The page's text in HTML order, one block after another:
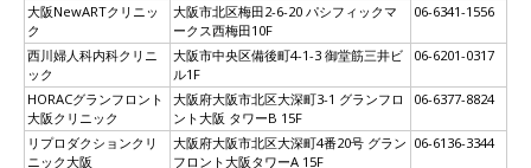
大阪NewARTクリニッ
ク
大阪市北区梅田2-6-20 パシフィックマ
ークス西梅田10F
06-6341-1556
西川婦人科内科クリニ
ック
大阪市中央区備後町4-1-3 御堂筋三井ビ
ル1F
06-6201-0317
HORACグランフロント
大阪クリニック
大阪府大阪市北区大深町3-1 グランフロ
ント大阪 タワーB 15F
06-6377-8824
リプロダクションクリ
ニック大阪
大阪府大阪市北区大深町4番20号 グラン
フロント大阪タワーA 15F
06-6136-3344